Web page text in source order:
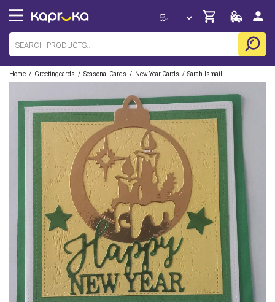
Home / Greetingcards / Seasonal Cards / New Year Cards / Sarah-Ismail